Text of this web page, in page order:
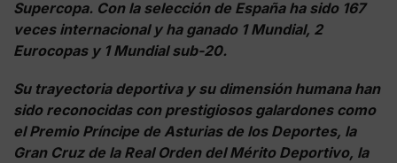
Supercopa. Con la selección de España ha sido 167
veces internacional y ha ganado 1 Mundial, 2
Eurocopas y 1 Mundial sub-20.
Su trayectoria deportiva y su dimensión humana han
sido reconocidas con prestigiosos galardones como
el Premio Príncipe de Asturias de los Deportes, la
Gran Cruz de la Real Orden del Mérito Deportivo, la